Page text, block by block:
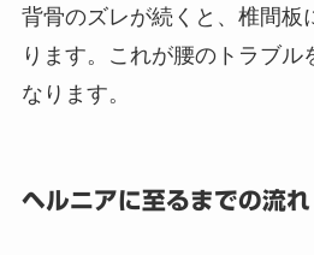
背骨のズレが続くと、椎間板
ります。これが腰のトラブル
なります。
ヘルニアに至るまでの流れ